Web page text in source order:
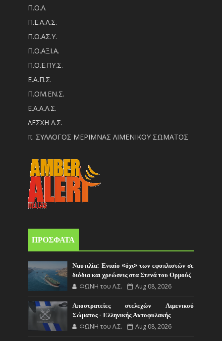
Π.Ο.Λ.
Π.Ε.Α.Λ.Σ.
Π.Ο.ΑΣ.Υ.
Π.Ο.ΑΞΙ.Α.
Π.Ο.Ε.ΠΥ.Σ.
Ε.Α.Π.Σ.
Π.ΟM.EN.Σ.
Ε.Α.Α.Λ.Σ.
ΛΕΣΧΗ Λ.Σ.
π. ΣΥΛΛΟΓΟΣ ΜΕΡΙΜΝΑΣ ΛΙΜΕΝΙΚΟΥ ΣΩΜΑΤΟΣ
ΠΡΟΣΦΑΤΑ
Ναυτιλία: Ενιαίο «όχι» των εφοπλιστών σε
διόδια και χρεώσεις στα Στενά του Ορμούζ
ΦΩΝΗ του Λ.Σ. Aug 08, 2026
Αποστρατείες στελεχών Λιμενικού
Σώματος - Ελληνικής Ακτοφυλακής
ΦΩΝΗ του Λ.Σ. Aug 08, 2026